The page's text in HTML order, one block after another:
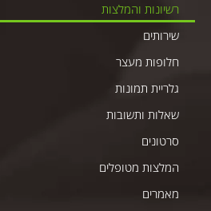
רשיונות והמלצות
שירותים
חלופות מעצר
גלריית תמונות
שאלות ותשובות
סרטונים
המלצות מטופלים
מאמרים